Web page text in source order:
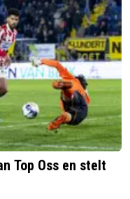
Top Oss en stelt